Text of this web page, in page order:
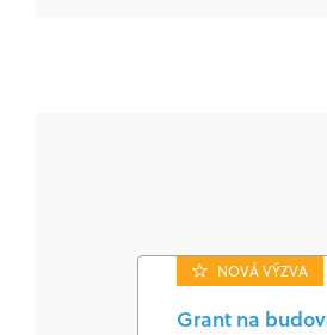
NOVÁ VÝZVA
Grant na